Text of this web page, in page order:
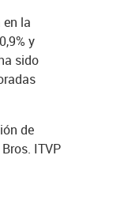
en la
y
sido
de
ITVP